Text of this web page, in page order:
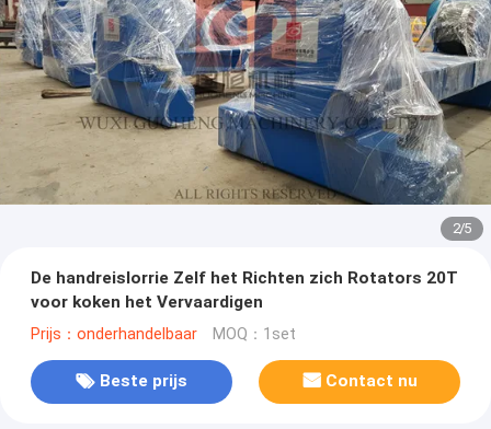
2/5
De handreislorrie Zelf het Richten zich Rotators 20T
voor koken het Vervaardigen
Prijs：onderhandelbaar MOQ：1set
Beste prijs Contact nu